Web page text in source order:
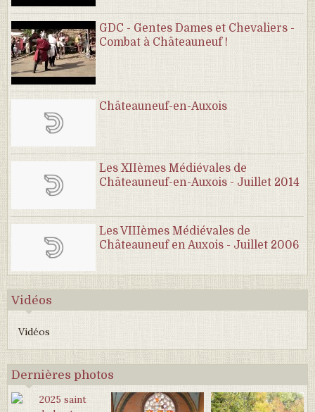
GDC - Gentes Dames et Chevaliers -
Combat à Châteauneuf !
Châteauneuf-en-Auxois
Les XIIèmes Médiévales de
Châteauneuf-en-Auxois - Juillet 2014
Les VIIIèmes Médiévales de
Châteauneuf en Auxois - Juillet 2006
Vidéos
Vidéos
Dernières photos